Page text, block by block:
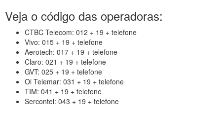
Veja o código das operadoras:
CTBC Telecom: 012 + 19 + telefone
Vivo: 015 + 19 + telefone
Aerotech: 017 + 19 + telefone
Claro: 021 + 19 + telefone
GVT: 025 + 19 + telefone
Oi Telemar: 031 + 19 + telefone
TIM: 041 + 19 + telefone
Sercontel: 043 + 19 + telefone